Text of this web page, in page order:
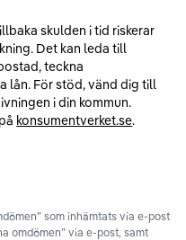
skulden i tid riskerar
Det kan leda till
teckna
lån. För stöd, vänd dig till
i din kommun.
konsumentverket.se.
som inhämtats via e-post
omdömen” via e-post, samt